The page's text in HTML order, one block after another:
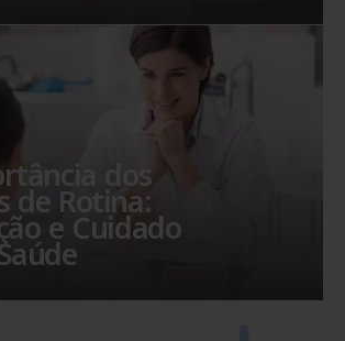
dos
de Rotina:
e Cuidado